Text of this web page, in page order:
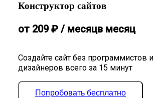
Конструктор сайтов
Создайте сайт без программистов и
дизайнеров всего за 15 минут
от 209₽ / месяцв месяц
Попробовать бесплатно